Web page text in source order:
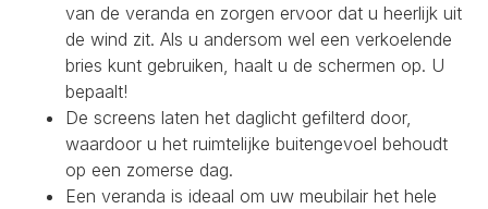
van de veranda en zorgen ervoor dat u heerlijk uit
de wind zit. Als u andersom wel een verkoelende
bries kunt gebruiken, haalt u de schermen op. U
bepaalt!
De screens laten het daglicht gefilterd door,
waardoor u het ruimtelijke buitengevoel behoudt
op een zomerse dag.
Een veranda is ideaal om uw meubilair het hele